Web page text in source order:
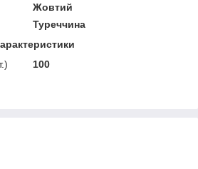
Жовтий
Туреччина
100